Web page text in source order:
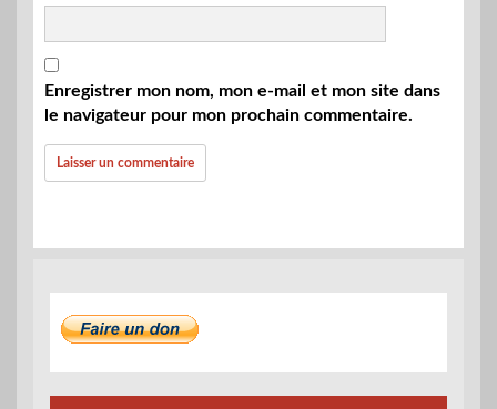
Enregistrer mon nom, mon e-mail et mon site dans
le navigateur pour mon prochain commentaire.